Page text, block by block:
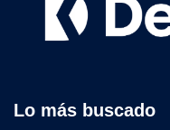
Lo más buscado